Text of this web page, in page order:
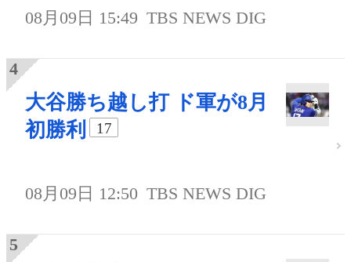
08月09日 15:49 TBS NEWS DIG
大谷勝ち越し打 ド軍が8月
初勝利
17
08月09日 12:50 TBS NEWS DIG